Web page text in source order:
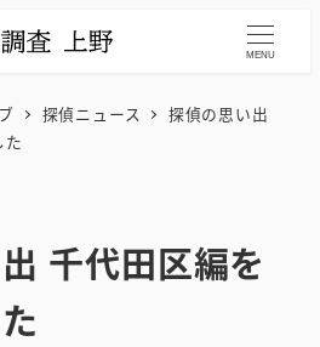
MENU
探偵ニュース
探偵の思い出
た
千代田区編を